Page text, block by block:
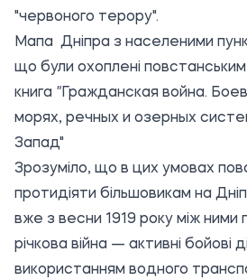
"червоного терору".
Мапа Дніпра з населеними
що були охоплені
книга " Гражданская война.
морях, речных и озерных
Запад"
Зрозуміло, що в цих умовах
протидіяти більшовикам на
вже з весни 1919 року між ними
річкова війна — активні бойові
використанням водного